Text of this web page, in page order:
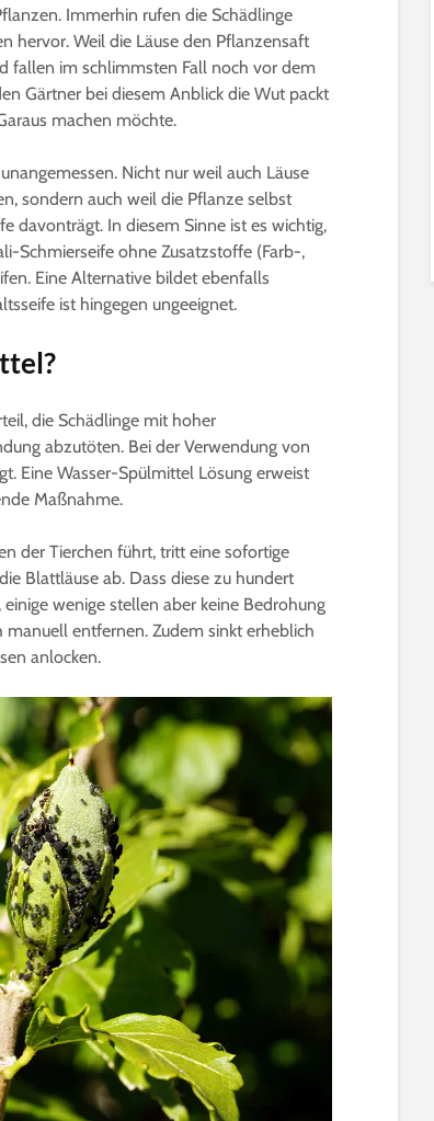
Immerhin rufen die Schädlinge
hervor. Weil die Läuse den Pflanzensaft
fallen im schlimmsten Fall noch vor dem
Gärtner bei diesem Anblick die Wut packt
machen möchte.
Nicht nur weil auch Läuse
sondern auch weil die Pflanze selbst
davonträgt. In diesem Sinne ist es wichtig,
Schmierseife ohne Zusatzstoffe (Farb-,
Eine Alternative bildet ebenfalls
ist hingegen ungeeignet.
die Schädlinge mit hoher
abzutöten. Bei der Verwendung von
Eine Wasser-Spülmittel Lösung erweist
Maßnahme.
der Tierchen führt, tritt eine sofortige
Blattläuse ab. Dass diese zu hundert
wenige stellen aber keine Bedrohung
entfernen. Zudem sinkt erheblich
anlocken.
Anleitung
8 Minuten Lesezeit
Holunderblüten für
Sirup, Gelee & Co. | 6
Möglichkeiten der
6 Minuten Lesezeit
Kübel und Balkon
Sprossen für Salat |